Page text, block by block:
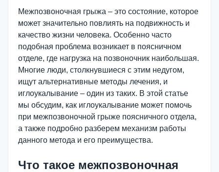
Межпозвоночная грыжа – это состояние, которое
может значительно повлиять на подвижность и
качество жизни человека. Особенно часто
подобная проблема возникает в поясничном
отделе, где нагрузка на позвоночник наибольшая.
Многие люди, столкнувшиеся с этим недугом,
ищут альтернативные методы лечения, и
иглоукалывание – один из таких. В этой статье
мы обсудим, как иглоукалывание может помочь
при межпозвоночной грыже поясничного отдела,
а также подробно разберем механизм работы
данного метода и его преимущества.
Что такое межпозвоночная